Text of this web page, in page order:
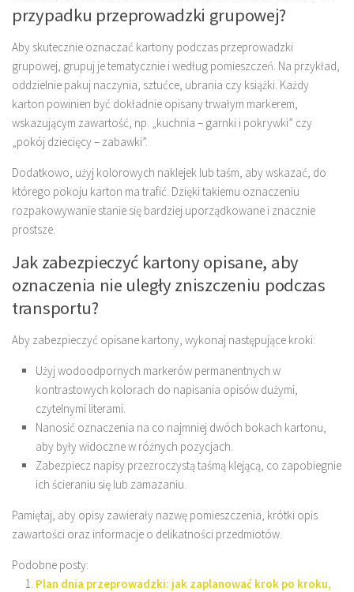
przypadku przeprowadzki grupowej?
Aby skutecznie oznaczać kartony podczas przeprowadzki
grupowej, grupuj je tematycznie i według pomieszczeń. Na przykład,
oddzielnie pakuj naczynia, sztućce, ubrania czy książki. Każdy
karton powinien być dokładnie opisany trwałym markerem,
wskazującym zawartość, np. „kuchnia – garnki i pokrywki” czy
„pokój dziecięcy – zabawki”.
Dodatkowo, użyj kolorowych naklejek lub taśm, aby wskazać, do
którego pokoju karton ma trafić. Dzięki takiemu oznaczeniu
rozpakowywanie stanie się bardziej uporządkowane i znacznie
prostsze.
Jak zabezpieczyć kartony opisane, aby
oznaczenia nie uległy zniszczeniu podczas
transportu?
Aby zabezpieczyć opisane kartony, wykonaj następujące kroki:
Użyj wodoodpornych markerów permanentnych w
kontrastowych kolorach do napisania opisów dużymi,
czytelnymi literami.
Nanosić oznaczenia na co najmniej dwóch bokach kartonu,
aby były widoczne w różnych pozycjach.
Zabezpiecz napisy przezroczystą taśmą klejącą, co zapobiegnie
ich ścieraniu się lub zamazaniu.
Pamiętaj, aby opisy zawierały nazwę pomieszczenia, krótki opis
zawartości oraz informacje o delikatności przedmiotów.
Podobne posty:
Plan dnia przeprowadzki: jak zaplanować krok po kroku,